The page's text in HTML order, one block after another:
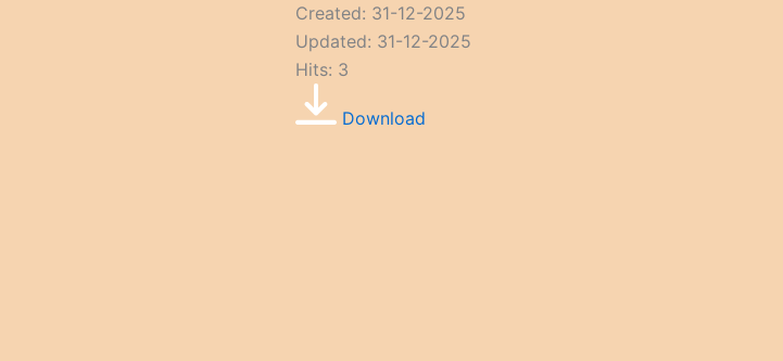
Created: 31-12-2025
Updated: 31-12-2025
Hits: 3
Download